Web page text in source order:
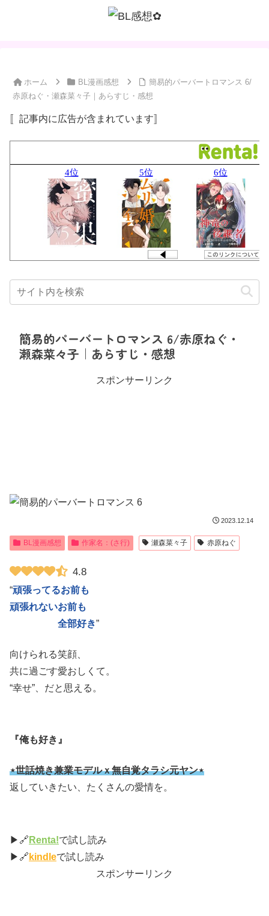
ホーム BL漫画感想
簡易的パーバートロマンス 6/
赤原ねぐ・瀬森菜々子｜あらすじ・感想
〚記事内に広告が含まれています〛
簡易的パーバートロマンス 6/赤原ねぐ・
瀬森菜々子｜あらすじ・感想
スポンサーリンク
2023.12.14
BL漫画感想 作家名：(さ行) 瀬森菜々子 赤原ねぐ
4.8
“頑張ってるお前も
頑張れないお前も
全部好き”
向けられる笑顔、
共に過ごす愛おしくて。
“幸せ”、だと思える。
『俺も好き』
⋆世話焼き兼業モデルｘ無自覚タラシ元ヤン⋆
返していきたい、たくさんの愛情を。
▶🔗 Renta!で試し読み
▶🔗 kindleで試し読み
スポンサーリンク